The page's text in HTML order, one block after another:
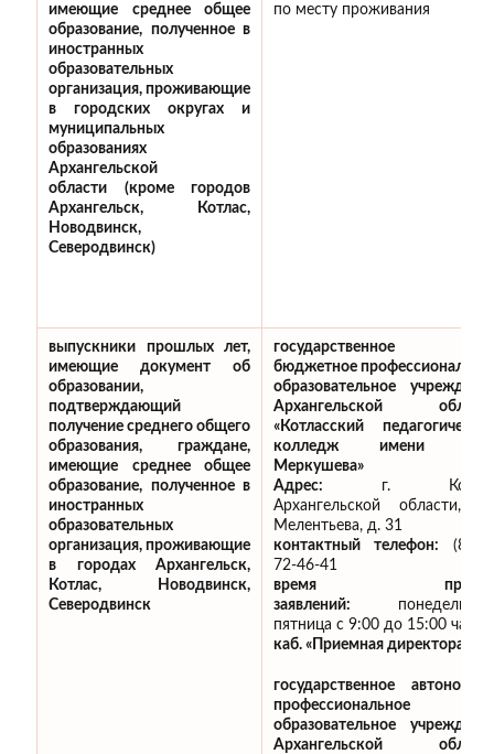
имеющие среднее общее
образование, полученное в
иностранных
образовательных
организация, проживающие
в городских округах и
муниципальных
образованиях
Архангельской
области (кроме городов
Архангельск, Котлас,
Новодвинск,
Северодвинск)
по месту проживания
выпускники прошлых лет,
имеющие документ об
образовании,
подтверждающий
получение среднего общего
образования, граждане,
имеющие среднее общее
образование, полученное в
иностранных
образовательных
организация, проживающие
в городах Архангельск,
Котлас, Новодвинск,
Северодвинск
государственное
бюджетное
образовательное
Архангельской
«Котласский
колледж имени
Меркушева»
Адрес: г.
Архангельской области,
Мелентьева, д. 31
контактный телефон:
72-46-41
время
заявлений:
пятница с 9:00 до 15:00 час.,
каб. «Приемная директора»
государственное
профессиональное
образовательное
Архангельской